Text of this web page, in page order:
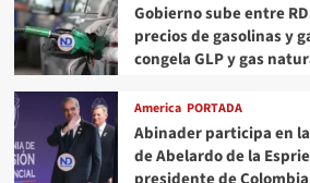
Gobierno sube entre
precios de gasolinas y
congela GLP y gas
America PORTADA
Abinader participa en
de Abelardo de la